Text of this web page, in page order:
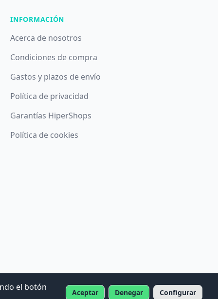
INFORMACIÓN
Acerca de nosotros
Condiciones de compra
Gastos y plazos de envío
Política de privacidad
Garantías HiperShops
Política de cookies
el botón
Aceptar Denegar Configurar